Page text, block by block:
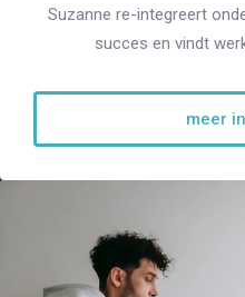
Suzanne re-integreert
succes en vindt
meer